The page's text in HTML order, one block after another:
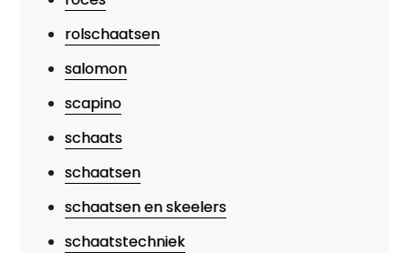
rolschaatsen
salomon
scapino
schaats
schaatsen
schaatsen en skeelers
schaatstechniek